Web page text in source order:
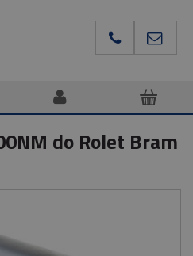
do Rolet Bram